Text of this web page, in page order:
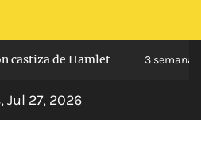
castiza de Hamlet 3 semanas
Jul 27, 2026